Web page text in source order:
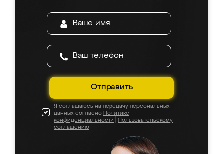
Отправить
Я соглашаюсь на передачу персональных
данных согласно Политике
конфиденциальности
Пользовательскому
соглашению